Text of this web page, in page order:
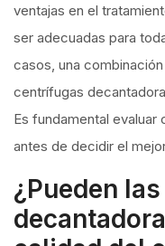
ventajas en el
ser adecuadas para
casos, una
centrífugas
Es fundamental
antes de decidir el
¿Pueden